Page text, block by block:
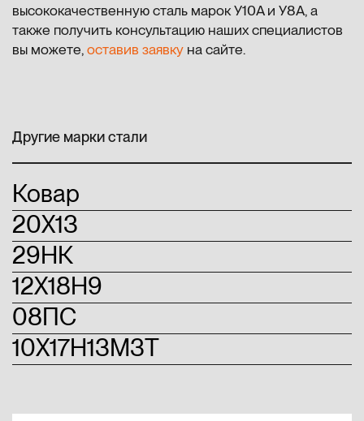
высококачественную сталь марок У10А и У8А, а
также получить консультацию наших специалистов
вы можете,оставив заявку на сайте.
Другие марки стали
Ковар
20Х13
29НК
12Х18Н9
08ПС
10Х17Н13М3Т